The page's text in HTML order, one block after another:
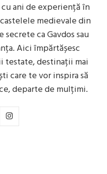
ani de experiență în
medievale din
secrete ca Gavdos sau
Aici împărtășesc
testate, destinații mai
care te vor inspira să
departe de mulțimi.